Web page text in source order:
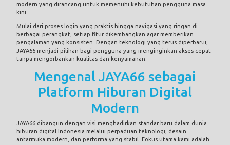
modern yang dirancang untuk memenuhi kebutuhan pengguna masa
kini.
Mulai dari proses login yang praktis hingga navigasi yang ringan di
berbagai perangkat, setiap fitur dikembangkan agar memberikan
pengalaman yang konsisten. Dengan teknologi yang terus diperbarui,
JAYA66 menjadi pilihan bagi pengguna yang menginginkan akses cepat
tanpa mengorbankan kualitas dan kenyamanan.
Mengenal JAYA66 sebagai
Platform Hiburan Digital
Modern
JAYA66 dibangun dengan visi menghadirkan standar baru dalam dunia
hiburan digital Indonesia melalui perpaduan teknologi, desain
antarmuka modern, dan performa yang stabil. Fokus utama kami adalah